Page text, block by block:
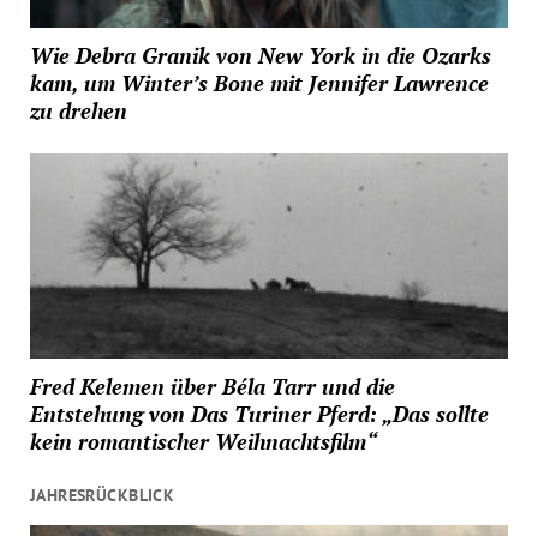
Wie Debra Granik von New York in die Ozarks
kam, um Winter’s Bone mit Jennifer Lawrence
zu drehen
Fred Kelemen über Béla Tarr und die
Entstehung von Das Turiner Pferd: „Das sollte
kein romantischer Weihnachtsfilm“
JAHRESRÜCKBLICK